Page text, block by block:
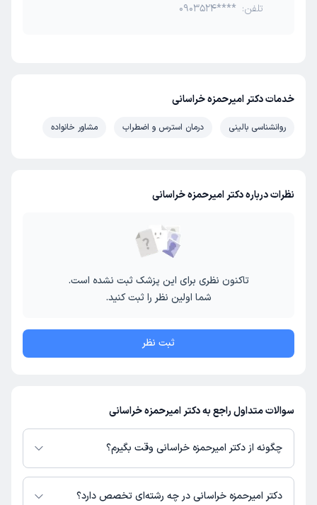
تلفن: 0903524****
خدمات دکتر امیرحمزه خراسانی
روانشناسی بالینی درمان استرس و اضطراب مشاور خانواده
نظرات درباره دکتر امیرحمزه خراسانی
تاکنون نظری برای این پزشک ثبت نشده است.
شما اولین نظر را ثبت کنید.
ثبت نظر
سوالات متداول راجع به دکتر امیرحمزه خراسانی
چگونه از دکتر امیرحمزه خراسانی وقت بگیرم؟
در صورتی کهدکتر امیرحمزه خراسانیدارای پروفایل فعال و نوبت‌دهی باز در
پلتفرم دکترتو باشند، می‌توانید از طریق این پلتفرم برای دریافت نوبت اقدام کنید.
دکتر امیرحمزه خراسانی در چه رشته‌ای تخصص دارد؟